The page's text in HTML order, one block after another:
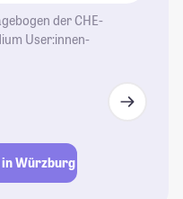
der CHE-
User:innen-
Würzburg